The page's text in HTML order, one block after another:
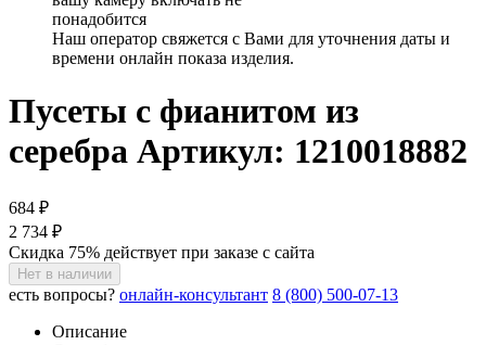
понадобится
Наш оператор свяжется с Вами для уточнения даты и
времени онлайн показа изделия.
Пусеты с фианитом из
серебра Артикул: 1210018882
684 ₽
2 734 ₽
Скидка 75% действует при заказе с сайта
Нет в наличии
есть вопросы? онлайн-консультант 8 (800) 500-07-13
Описание